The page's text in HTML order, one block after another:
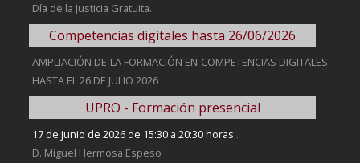
Día de la Justicia Gratuita.
Competencias digitales hasta 26/06/2026
AMPLIACIÓN DE LA FORMACIÓN EN COMPETENCIAS DIGITALES
HASTA EL 26 DE JULIO 2026
UPRO - Formación presencial
17 de junio de 2026 de 15:30 a 20:30 horas .
D. Miguel Hermosa Espeso